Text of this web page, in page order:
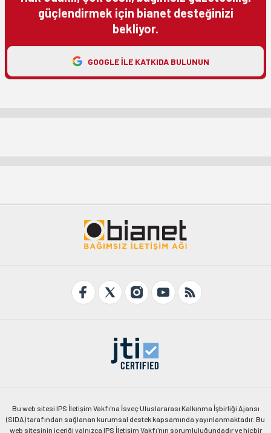
güçlendirmek için bianet desteğinizi
bekliyor.
GOOGLE ILE KATKIDA BULUNUN
Bu web sitesi IPS İletişim Vakfı'na İsveç Uluslararası Kalkınma İşbirliği Ajansı
(SIDA) tarafından sağlanan kurumsal destek kapsamında yayınlanmaktadır. Bu
web sitesinin içeriği yalnızca IPS İletişim Vakfı'nın sorumluluğundadır ve hiçbir